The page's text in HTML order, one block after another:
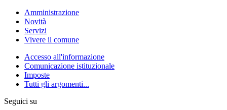
Amministrazione
Novità
Servizi
Vivere il comune
Accesso all'informazione
Comunicazione istituzionale
Imposte
Tutti gli argomenti...
Seguici su